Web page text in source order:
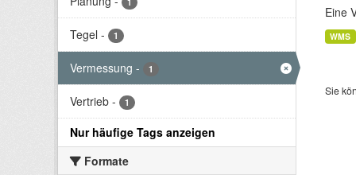
Tegel - 1
Vermessung - 1
Vertrieb - 1
Nur häufige Tags anzeigen
Formate
Eine
WMS
Sie